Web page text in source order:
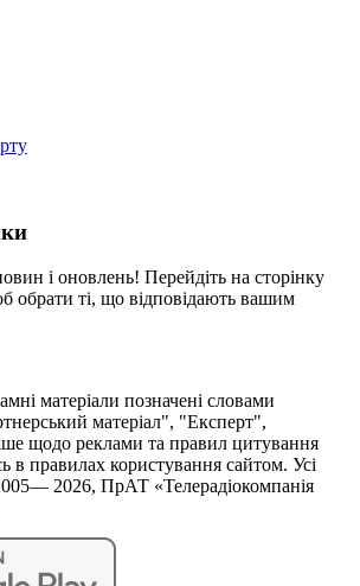
і оновлень! Перейдіть на сторінку
обрати ті, що відповідають вашим
матеріали позначені словами
матеріал", "Експерт",
щодо реклами та правил цитування
в правилах користування сайтом. Усі
2026, ПрАТ «Телерадіокомпанія